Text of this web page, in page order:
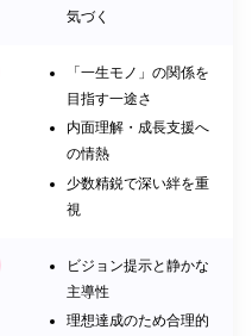
気づく
「一生モノ」の関係を
目指す一途さ
内面理解・成長支援へ
の情熱
少数精鋭で深い絆を重
視
ビジョン提示と静かな
主導性
理想達成のため合理的